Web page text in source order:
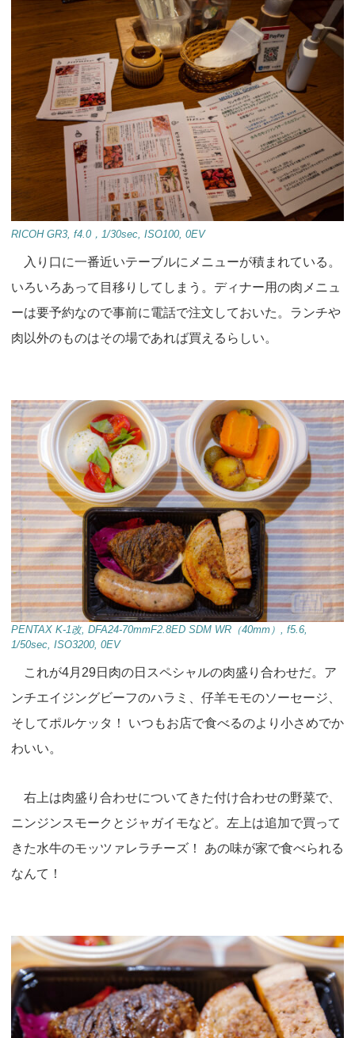
RICOH GR3, f4.0，1/30sec, ISO100, 0EV
入り口に一番近いテーブルにメニューが積まれている。
いろいろあって目移りしてしまう。ディナー用の肉メニュ
ーは要予約なので事前に電話で注文しておいた。ランチや
肉以外のものはその場であれば買えるらしい。
PENTAX K-1改, DFA24-70mmF2.8ED SDM WR（40mm）, f5.6,
1/50sec, ISO3200, 0EV
これが4月29日肉の日スペシャルの肉盛り合わせだ。ア
ンチエイジングビーフのハラミ、仔羊モモのソーセージ、
そしてポルケッタ！ いつもお店で食べるのより小さめでか
わいい。
右上は肉盛り合わせについてきた付け合わせの野菜で、
ニンジンスモークとジャガイモなど。左上は追加で買って
きた水牛のモッツァレラチーズ！ あの味が家で食べられる
なんて！